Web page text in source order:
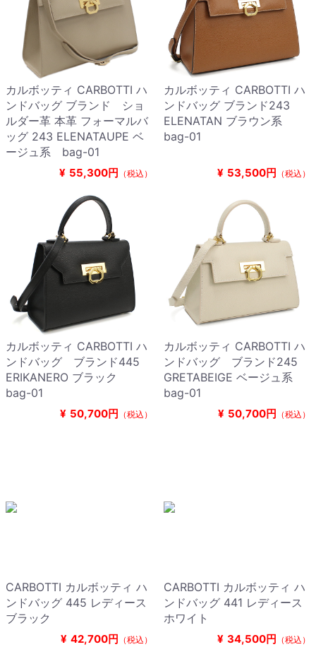
カルボッティ CARBOTTI ハ
ンドバッグ ブランド ショ
ルダー革 本革 フォーマルバ
ッグ 243 ELENATAUPE ベ
ージュ系 bag-01
¥ 55,300円 （税込）
カルボッティ CARBOTTI ハ
ンドバッグ ブランド243
ELENATAN ブラウン系
bag-01
¥ 53,500円 （税込）
カルボッティ CARBOTTI ハ
ンドバッグ ブランド445
ERIKANERO ブラック
bag-01
¥ 50,700円 （税込）
カルボッティ CARBOTTI ハ
ンドバッグ ブランド245
GRETABEIGE ベージュ系
bag-01
¥ 50,700円 （税込）
CARBOTTI カルボッティ ハ
ンドバッグ 445 レディース
ブラック
¥ 42,700円 （税込）
CARBOTTI カルボッティ ハ
ンドバッグ 441 レディース
ホワイト
¥ 34,500円 （税込）